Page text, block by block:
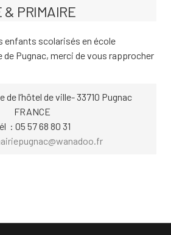
& PRIMAIRE
enfants scolarisés en école
Pugnac, merci de vous rapprocher
de l’hôtel de ville- 33710 Pugnac
FRANCE
: 05 57 68 80 31